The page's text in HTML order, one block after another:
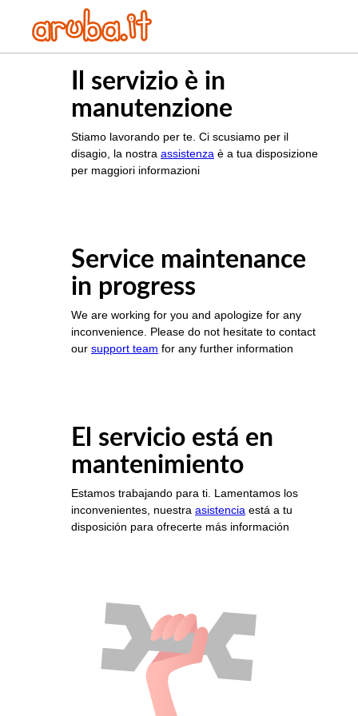
Il servizio è in
manutenzione
Stiamo lavorando per te. Ci scusiamo per il
disagio, la nostra assistenza è a tua disposizione
per maggiori informazioni
Service maintenance
in progress
We are working for you and apologize for any
inconvenience. Please do not hesitate to contact
our support team for any further information
El servicio está en
mantenimiento
Estamos trabajando para ti. Lamentamos los
inconvenientes, nuestra asistencia está a tu
disposición para ofrecerte más información